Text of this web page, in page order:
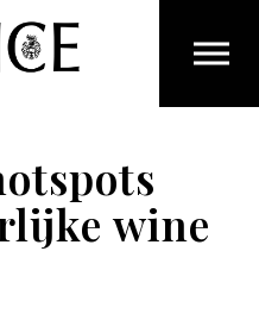
naar de inhoud
wine